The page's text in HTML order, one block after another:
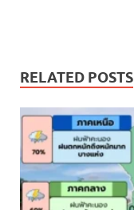
RELATED POSTS